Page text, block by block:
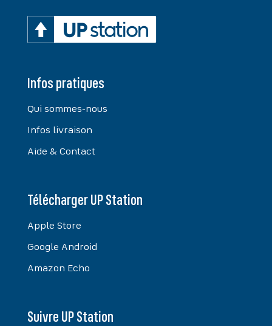
Infos pratiques
Qui sommes-nous
Infos livraison
Aide & Contact
Télécharger UP Station
Apple Store
Google Android
Amazon Echo
Suivre UP Station